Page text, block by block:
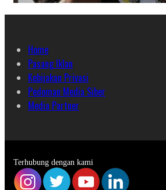
Home
Pasang Iklan
Kebijakan Privasi
Pedoman Media Siber
Media Partner
Terhubung dengan kami